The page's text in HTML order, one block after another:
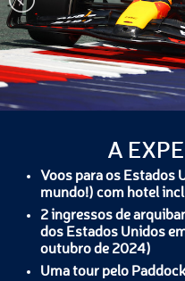
A
Voos para os Estados
mundo!) com hotel
2 ingressos de
dos Estados Unidos
outubro de 2024)
Uma tour pelo